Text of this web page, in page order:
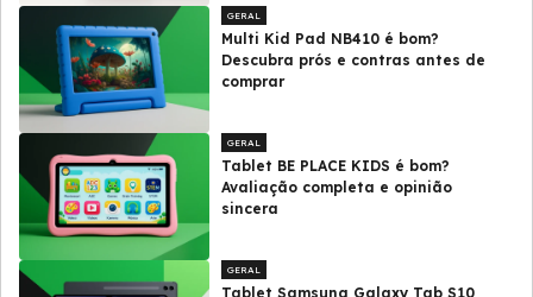
GERAL
Multi Kid Pad NB410 é bom?
Descubra prós e contras antes de
comprar
GERAL
Tablet BE PLACE KIDS é bom?
Avaliação completa e opinião
sincera
GERAL
Tablet Samsung Galaxy Tab S10